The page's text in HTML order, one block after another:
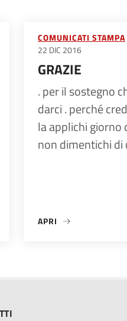
COMUNICATI STAMPA
22 DIC 2016
GRAZIE
. per il sostegno
darci . perché
la applichi giorno
non dimentichi
APRI
«GRAZIE»